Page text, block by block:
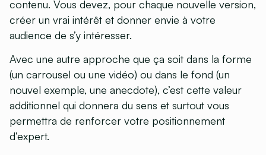
contenu. Vous devez, pour chaque nouvelle version,
créer un vrai intérêt et donner envie à votre
audience de s’y intéresser.
Avec une autre approche que ça soit dans la forme
(un carrousel ou une vidéo) ou dans le fond (un
nouvel exemple, une anecdote), c’est cette valeur
additionnel qui donnera du sens et surtout vous
permettra de renforcer votre positionnement
d’expert.